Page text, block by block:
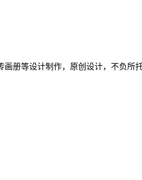
册等设计制作，原创设计，不负所托